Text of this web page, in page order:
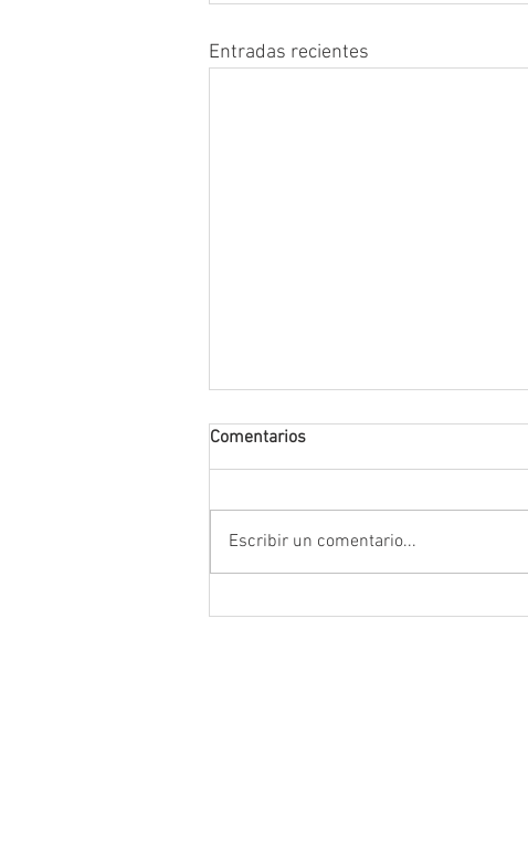
Entradas recientes
Comentarios
Escribir un comentario...